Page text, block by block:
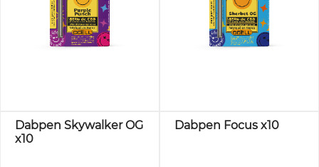
Dabpen Skywalker OG
x10
Dabpen Focus x10